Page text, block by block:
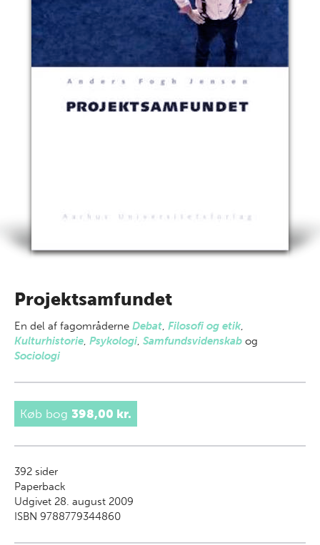
Projektsamfundet
En del af fagområderne Debat, Filosofi og etik,
Kulturhistorie, Psykologi, Samfundsvidenskab og
Sociologi
Køb bog 398,00 kr.
392 sider
Paperback
Udgivet 28. august 2009
ISBN 9788779344860